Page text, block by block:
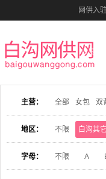
网供入
收藏本站
主营： 全部 女包 双
地区： 不限 白沟其它
字母： 不限 A